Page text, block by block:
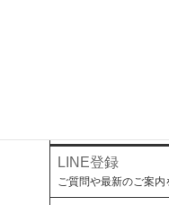
LINE登録
ご質問や最新のご案